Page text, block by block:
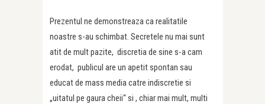
Prezentul ne demonstreaza ca realitatile
noastre s-au schimbat. Secretele nu mai sunt
atit de mult pazite, discretia de sine s-a cam
erodat, publicul are un apetit spontan sau
educat de mass media catre indiscretie si
„uitatul pe gaura cheii“ si , chiar mai mult, multi